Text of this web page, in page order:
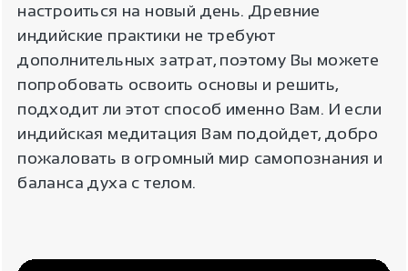
настроиться на новый день. Древние
индийские практики не требуют
дополнительных затрат, поэтому Вы можете
попробовать освоить основы и решить,
подходит ли этот способ именно Вам. И если
индийская медитация Вам подойдет, добро
пожаловать в огромный мир самопознания и
баланса духа с телом.